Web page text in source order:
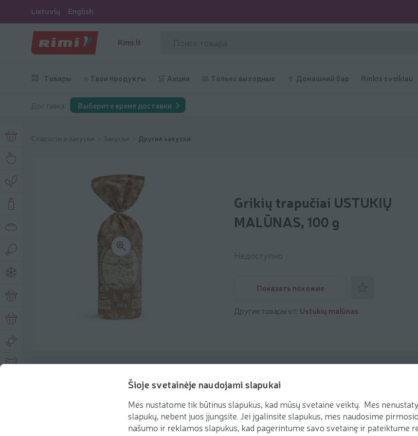
Šioje svetainėje naudojami slapukai
Mes nustatome tik būtinus slapukus, kad mūsų svetainė veiktų. Mes
slapukų, nebent juos įjungsite. Jei įgalinsite slapukus, mes naudosime
našumo ir reklamos slapukus, kad pagerintume savo svetainę ir pateiktume
Lietuvių English
Rimi.lt
Товары ⭐ Твои продукты 🛒 Акции 📅 Только выходные 🍷 Домашний бар Rinkis sveikiau
Доставка: Выберите время доставки
Сладости и закуски Закуски Другие закуски
Grikių trapučiai USTUKIŲ
MALŪNAS, 100 g
Недоступно
Показать похожие
Другие товары от: Ustukių malūnas
Описание продукта
Рекомендации Рецепты